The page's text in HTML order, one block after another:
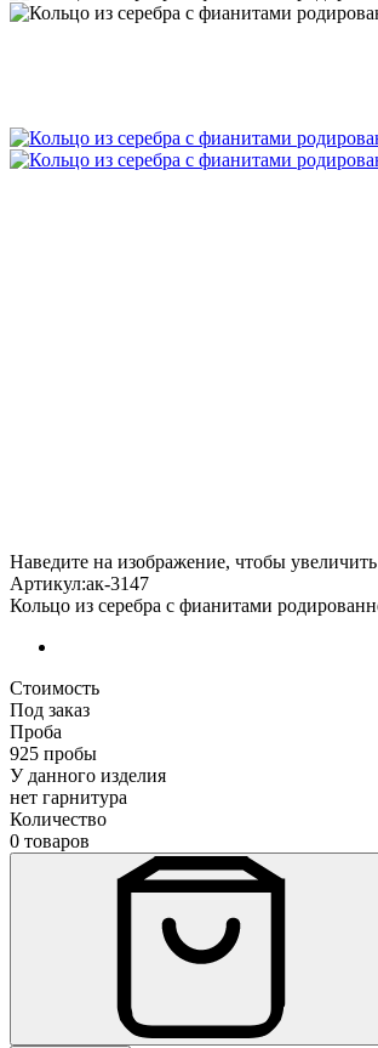
Наведите на изображение, чтобы
Артикул:ак-3147
Кольцо из серебра с фианитами
Стоимость
Под заказ
Проба
925 пробы
У данного изделия
нет гарнитура
Количество
0 товаров